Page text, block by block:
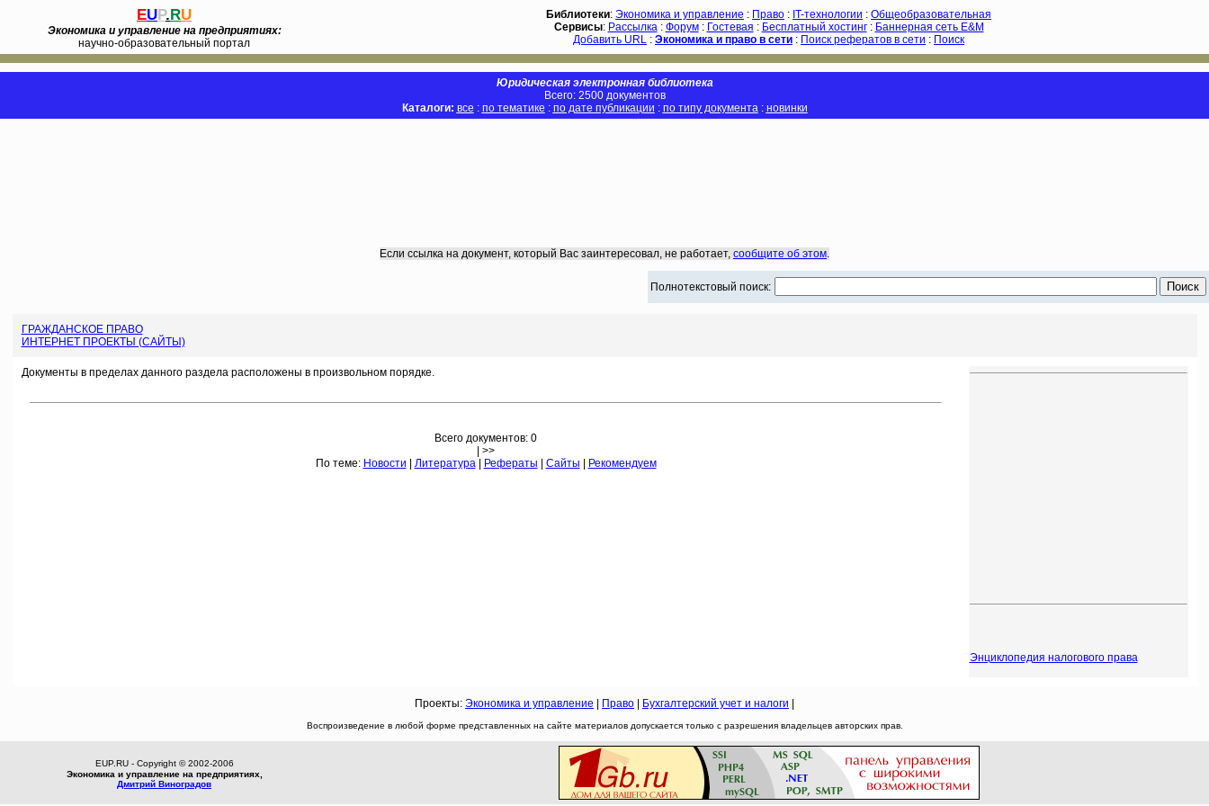
EUP.RU
Экономика и управление на предприятиях:
научно-образовательный портал
Библиотеки: Экономика и управление : Право : IT-технологии : Общеобразовательная
Сервисы: Рассылка: Форум: Гостевая : Бесплатный хостинг: Баннерная сеть E&M
Добавить URL : Экономика и право в сети : Поиск рефератов в сети : Поиск
Юридическая электронная библиотека
Всего: 2500 документов
Каталоги: все : по тематике : по дате публикации : по типу документа: новинки
Если ссылка на документ, который Вас заинтересовал, не работает, сообщите об этом.
Полнотекстовый поиск:
ГРАЖДАНСКОЕ ПРАВО
ИНТЕРНЕТ ПРОЕКТЫ (САЙТЫ)
Документы в пределах данного раздела расположены в произвольном порядке.
Всего документов: 0
| >>
По теме: Новости Литература| Рефераты Сайты Рекомендуем
Энциклопедия налогового права
Проекты: Экономика и управление Право Бухгалтерский учет и налоги
Воспроизведение в любой форме представленных на сайте материалов допускается только с разрешения владельцев авторских прав.
EUP.RU - Copyright © 2002-2006
Экономика и управление на предприятиях,
Дмитрий Виноградов